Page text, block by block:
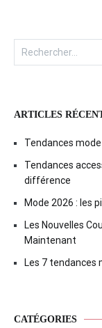
Rechercher :
ARTICLES
Tendances
Tendances
différence
Mode 2026 : les
Les Nouvelles
Maintenant
Les 7 tendances
CATÉGORIES